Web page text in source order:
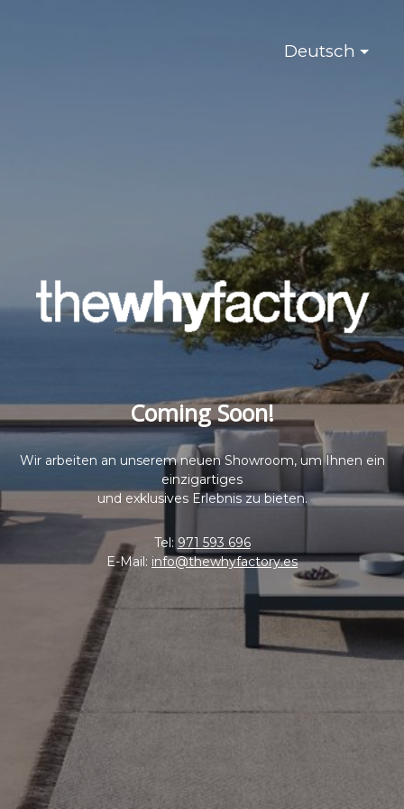
Deutsch
Coming Soon!
Wir arbeiten an unserem neuen Showroom, um Ihnen ein
einzigartiges
und exklusives Erlebnis zu bieten.
Tel: 971 593 696
E-Mail: info@thewhyfactory.es